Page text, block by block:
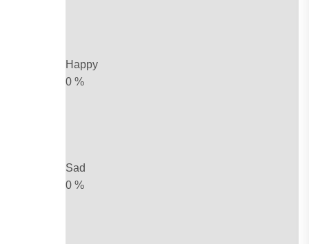
Happy
0 %
Sad
0 %